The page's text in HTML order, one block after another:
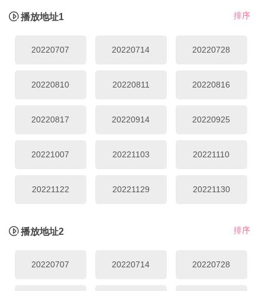
排序
播放地址1
20220707 20220714 20220728
20220810 20220811 20220816
20220817 20220914 20220925
20221007 20221103 20221110
20221122 20221129 20221130
排序
播放地址2
20220707 20220714 20220728